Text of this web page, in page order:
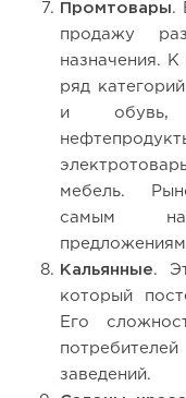
Промтовары.
продажу
назначения.
ряд
и обувь,
мебель.
самым
Кальянные.
который
Его
заведений.